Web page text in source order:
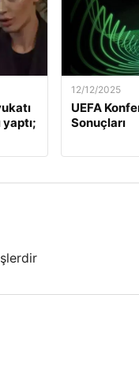
yaptı;
12/12/2025
UEFA
Sonuçları